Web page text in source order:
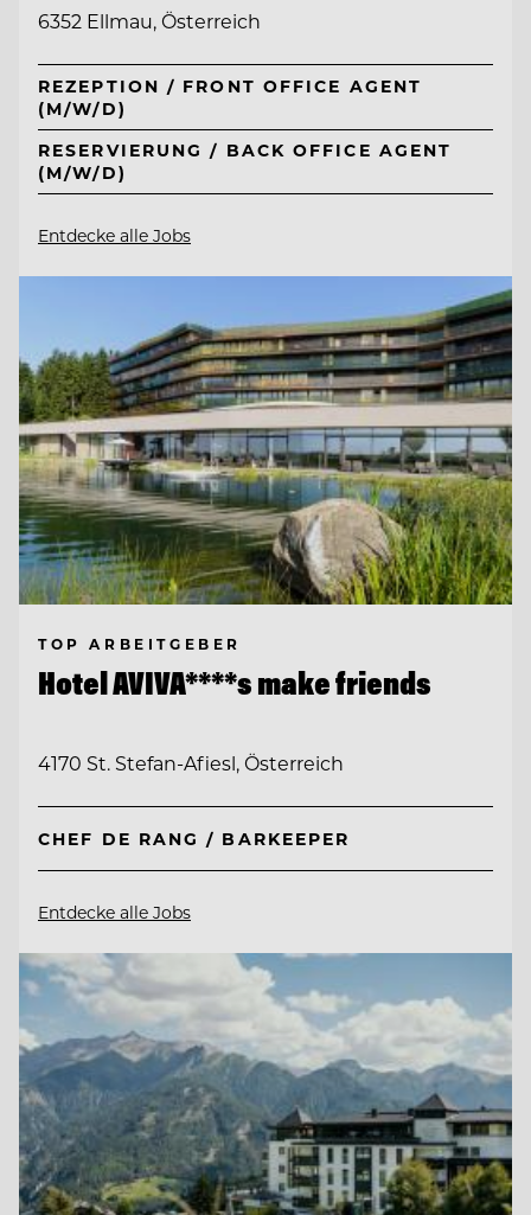
6352 Ellmau, Österreich
REZEPTION / FRONT OFFICE AGENT
(M/W/D)
RESERVIERUNG / BACK OFFICE AGENT
(M/W/D)
Entdecke alle Jobs
TOP ARBEITGEBER
Hotel AVIVA****s make friends
4170 St. Stefan-Afiesl, Österreich
CHEF DE RANG / BARKEEPER
Entdecke alle Jobs